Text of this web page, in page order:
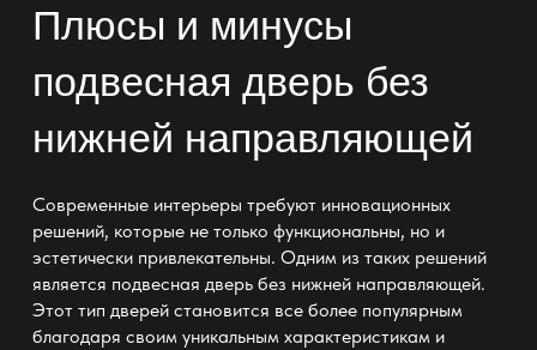
Плюсы и минусы
подвесная дверь без
нижней направляющей
Современные интерьеры требуют инновационных
решений, которые не только функциональны, но и
эстетически привлекательны. Одним из таких решений
является подвесная дверь без нижней направляющей.
Этот тип дверей становится все более популярным
благодаря своим уникальным характеристикам и